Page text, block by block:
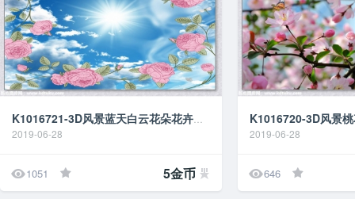
2019-06-28
1051 5金币
2019-06-28
646